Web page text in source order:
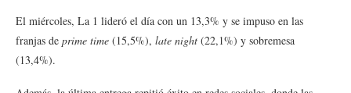
El miércoles, La 1 lideró el día con un 13,3% y se impuso en las
franjas de prime time (15,5%), late night (22,1%) y sobremesa
(13,4%).